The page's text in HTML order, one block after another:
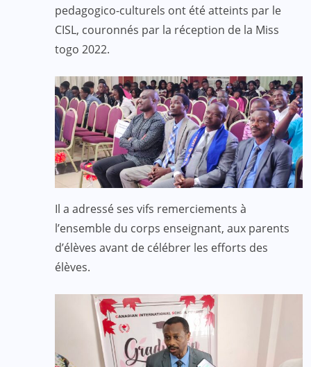
pedagogico-culturels ont été atteints par le
CISL, couronnés par la réception de la Miss
togo 2022.
Il a adressé ses vifs remerciements à
l’ensemble du corps enseignant, aux parents
d’élèves avant de célébrer les efforts des
élèves.